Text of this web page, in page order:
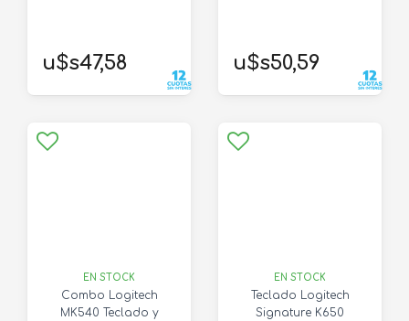
u$s47,58 u$s50,59
EN STOCK
Combo Logitech
MK540 Teclado y
EN STOCK
Teclado Logitech
Signature K650